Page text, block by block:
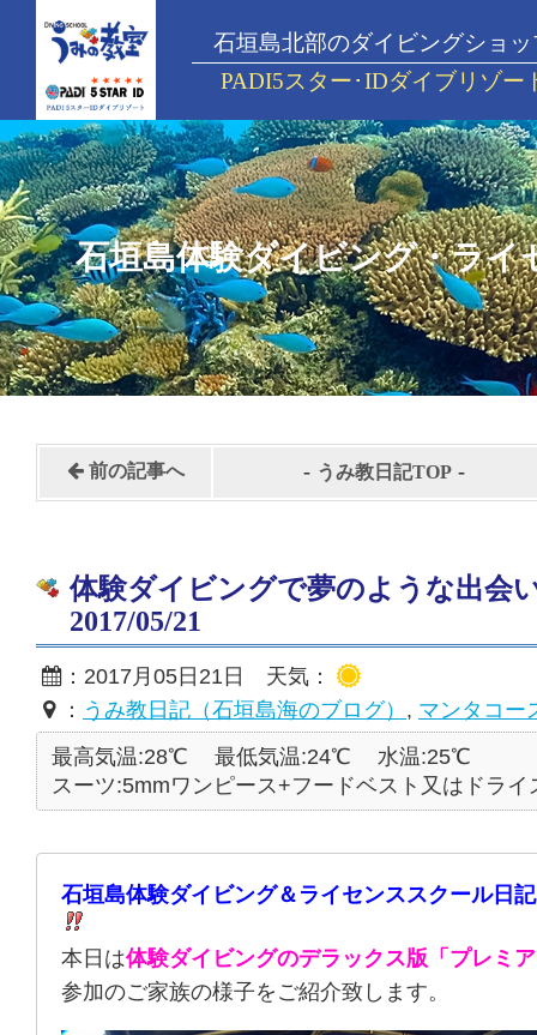
石垣島北部のダイビングショッ
PADI5スター･IDダイブリゾー
石垣島体験ダイビング・ライ
前の記事へ - うみ教日記TOP -
体験ダイビングで夢のような出
2017/05/21
：2017月05日21日 天気：
： うみ教日記（石垣島海のブログ） , マンタコー
最高気温:28℃
最低気温:24℃
水温:25℃
スーツ:5mmワンピース+フードベスト又はドライ
石垣島体験ダイビング＆ライセンススクール日記
本日は体験ダイビングのデラックス版「プレミ
参加のご家族の様子をご紹介致します。